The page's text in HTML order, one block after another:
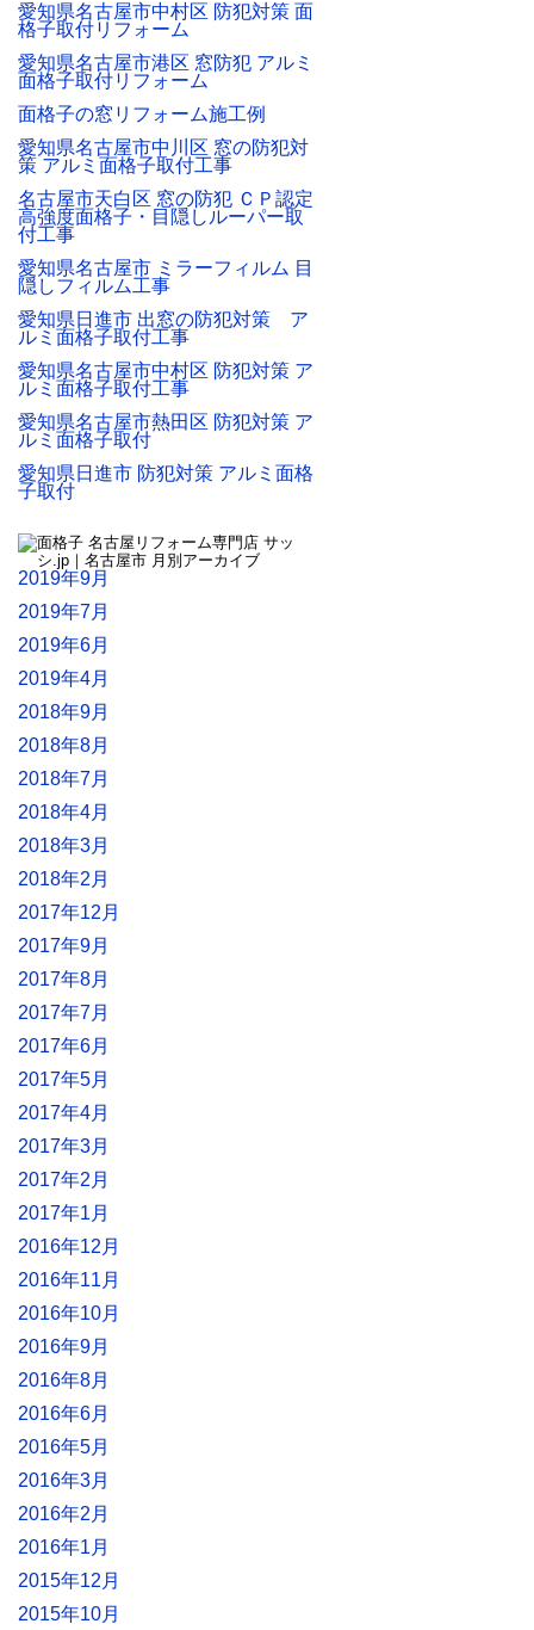
愛知県名古屋市中村区 防犯対策 面
格子取付リフォーム
愛知県名古屋市港区 窓防犯 アルミ
面格子取付リフォーム
面格子の窓リフォーム施工例
愛知県名古屋市中川区 窓の防犯対
策 アルミ面格子取付工事
名古屋市天白区 窓の防犯 ＣＰ認定
高強度面格子・目隠しルーパー取
付工事
愛知県名古屋市 ミラーフィルム 目
隠しフィルム工事
愛知県日進市 出窓の防犯対策 ア
ルミ面格子取付工事
愛知県名古屋市中村区 防犯対策 ア
ルミ面格子取付工事
愛知県名古屋市熱田区 防犯対策 ア
ルミ面格子取付
愛知県日進市 防犯対策 アルミ面格
子取付
2019年9月
2019年7月
2019年6月
2019年4月
2018年9月
2018年8月
2018年7月
2018年4月
2018年3月
2018年2月
2017年12月
2017年9月
2017年8月
2017年7月
2017年6月
2017年5月
2017年4月
2017年3月
2017年2月
2017年1月
2016年12月
2016年11月
2016年10月
2016年9月
2016年8月
2016年6月
2016年5月
2016年3月
2016年2月
2016年1月
2015年12月
2015年10月